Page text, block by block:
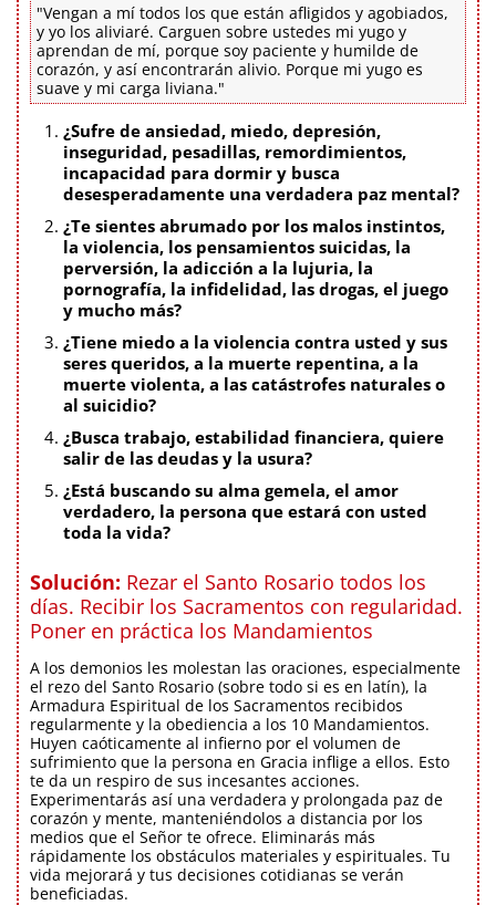
"Vengan a mí todos los que están afligidos y agobiados,
y yo los aliviaré. Carguen sobre ustedes mi yugo y
aprendan de mí, porque soy paciente y humilde de
corazón, y así encontrarán alivio. Porque mi yugo es
suave y mi carga liviana."
¿Sufre de ansiedad, miedo, depresión,
inseguridad, pesadillas, remordimientos,
incapacidad para dormir y busca
desesperadamente una verdadera paz mental?
¿Te sientes abrumado por los malos instintos,
la violencia, los pensamientos suicidas, la
perversión, la adicción a la lujuria, la
pornografía, la infidelidad, las drogas, el juego
y mucho más?
¿Tiene miedo a la violencia contra usted y sus
seres queridos, a la muerte repentina, a la
muerte violenta, a las catástrofes naturales o
al suicidio?
¿Busca trabajo, estabilidad financiera, quiere
salir de las deudas y la usura?
¿Está buscando su alma gemela, el amor
verdadero, la persona que estará con usted
toda la vida?
Solución: Rezar el Santo Rosario todos los
días. Recibir los Sacramentos con regularidad.
Poner en práctica los Mandamientos
A los demonios les molestan las oraciones, especialmente
el rezo del Santo Rosario (sobre todo si es en latín), la
Armadura Espiritual de los Sacramentos recibidos
regularmente y la obediencia a los 10 Mandamientos.
Huyen caóticamente al infierno por el volumen de
sufrimiento que la persona en Gracia inflige a ellos. Esto
te da un respiro de sus incesantes acciones.
Experimentarás así una verdadera y prolongada paz de
corazón y mente, manteniéndolos a distancia por los
medios que el Señor te ofrece. Eliminarás más
rápidamente los obstáculos materiales y espirituales. Tu
vida mejorará y tus decisiones cotidianas se verán
beneficiadas.